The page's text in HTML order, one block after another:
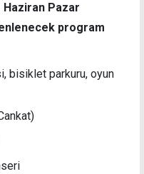
Haziran Pazar
program
bisiklet parkuru, oyun